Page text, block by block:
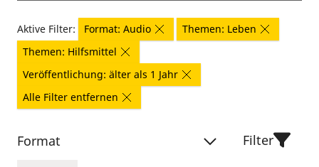
Aktive Filter: Format: Audio
Themen: Leben
Themen: Hilfsmittel
Veröffentlichung: älter als 1 Jahr
Alle Filter entfernen
Format Filter